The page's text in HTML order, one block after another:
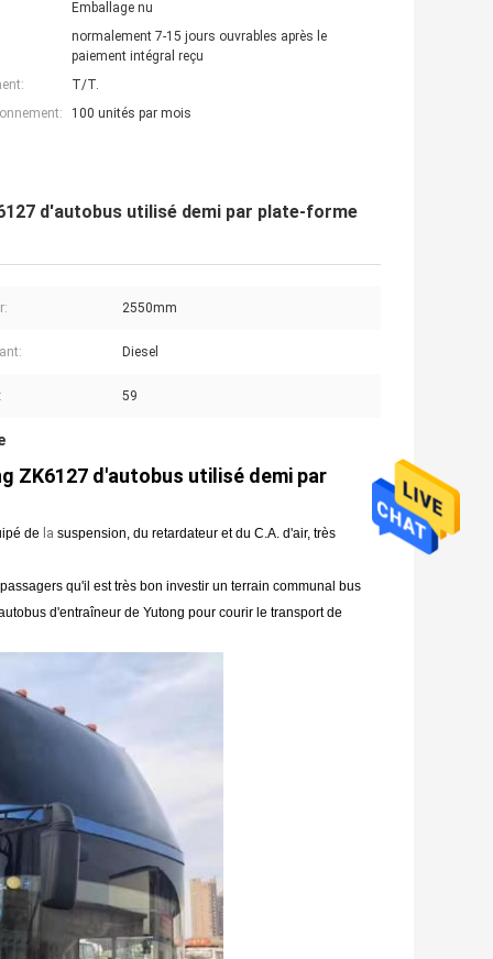
Emballage nu
normalement 7-15 jours ouvrables après le
paiement intégral reçu
T/T.
100 unités par mois
d'autobus utilisé demi par plate-forme
2550mm
Diesel
59
ZK6127 d'autobus utilisé demi par
de la suspension, du retardateur et du C.A. d'air, très
qu'il est très bon investir un terrain communal bus
d'entraîneur de Yutong pour courir le transport de